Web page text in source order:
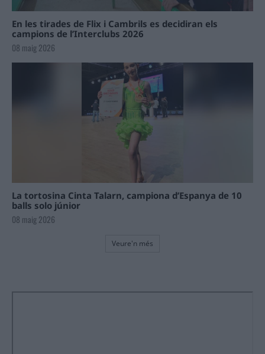
En les tirades de Flix i Cambrils es decidiran els
campions de l’Interclubs 2026
08 maig 2026
La tortosina Cinta Talarn, campiona d’Espanya de 10
balls solo júnior
08 maig 2026
Veure'n més